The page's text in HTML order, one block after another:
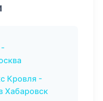
-
Кровля -
Хабаровск